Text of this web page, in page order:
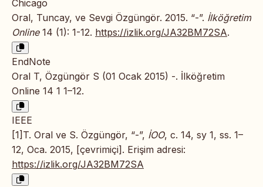
Chicago
Oral, Tuncay, ve Sevgi Özgüngör. 2015. “-”. İlköğretim
Online14 (1): 1-12. https://izlik.org/JA32BM72SA.
EndNote
Oral T, Özgüngör S (01 Ocak 2015) -. İlköğretim
Online 14 1 1–12.
IEEE
[1]T. Oral ve S. Özgüngör, “-”, İOO, c. 14, sy 1, ss. 1–
12, Oca. 2015, [çevrimiçi]. Erişim adresi:
https://izlik.org/JA32BM72SA